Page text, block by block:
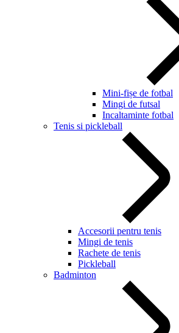
Mini-fișe de fotbal
Mingi de futsal
Incaltaminte fotbal
Tenis si pickleball
Accesorii pentru tenis
Mingi de tenis
Rachete de tenis
Pickleball
Badminton